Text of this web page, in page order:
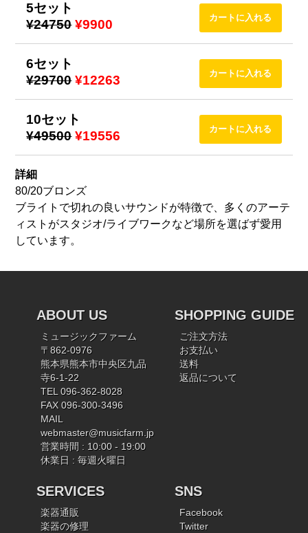
5セット
¥24750 ¥9900
6セット
¥29700 ¥12263
10セット
¥49500 ¥19556
詳細
80/20ブロンズ
ブライトで切れの良いサウンドが特徴で、多くのアーテ
ィストがスタジオ/ライブワークなど場所を選ばず愛用
しています。
ABOUT US
ミュージックファーム
〒862-0976
熊本県熊本市中央区九品
寺6-1-22
TEL 096-362-8028
FAX 096-300-3496
MAIL
webmaster@musicfarm.jp
営業時間 : 10:00 - 19:00
休業日 : 毎週火曜日
SHOPPING GUIDE
ご注文方法
お支払い
送料
返品について
SERVICES
楽器通販
楽器の修理
SNS
Facebook
Twitter